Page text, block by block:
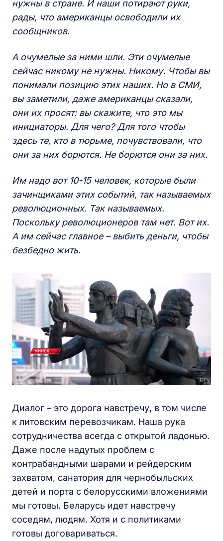
нужны в стране. И наши потирают руки,
рады, что американцы освободили их
сообщников.
А очумелые за ними шли. Эти очумелые
сейчас никому не нужны. Никому. Чтобы вы
понимали позицию этих наших. Но в СМИ,
вы заметили, даже американцы сказали,
они их просят: вы скажите, что это мы
инициаторы. Для чего? Для того чтобы
здесь те, кто в тюрьме, почувствовали, что
они за них борются. Не борются они за них.
Им надо вот 10-15 человек, которые были
зачинщиками этих событий, так называемых
революционных. Так называемых.
Поскольку революционеров там нет. Вот их.
А им сейчас главное – выбить деньги, чтобы
безбедно жить.
Диалог – это дорога навстречу, в том числе
к литовским перевозчикам. Наша рука
сотрудничества всегда с открытой ладонью.
Даже после надутых проблем с
контрабандными шарами и рейдерским
захватом, санатория для чернобыльских
детей и порта с белорусскими вложениями
мы готовы. Беларусь идет навстречу
соседям, людям. Хотя и с политиками
готовы договариваться.